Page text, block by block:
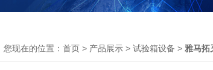
您现在的位置： 首页 > 产品展示 > 试验箱设备 > 雅马拓